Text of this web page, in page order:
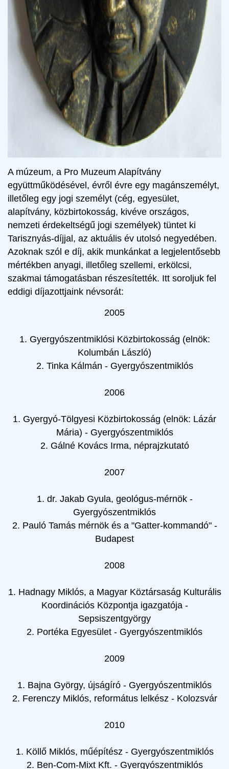
A múzeum, a Pro Muzeum Alapítvány
együttműködésével, évről évre egy magánszemélyt,
illetőleg egy jogi személyt (cég, egyesület,
alapítvány, közbirtokosság, kivéve országos,
nemzeti érdekeltségű jogi személyek) tüntet ki
Tarisznyás-díjjal, az aktuális év utolsó negyedében.
Azoknak szól e díj, akik munkánkat a legjelentősebb
mértékben anyagi, illetőleg szellemi, erkölcsi,
szakmai támogatásban részesítették. Itt soroljuk fel
eddigi díjazottjaink névsorát:
2005
1. Gyergyószentmiklósi Közbirtokosság (elnök:
Kolumbán László)
2. Tinka Kálmán - Gyergyószentmiklós
2006
1. Gyergyó-Tölgyesi Közbirtokosság (elnök: Lázár
Mária) - Gyergyószentmiklós
2. Gálné Kovács Irma, néprajzkutató
2007
1. dr. Jakab Gyula, geológus-mérnök -
Gyergyószentmiklós
2. Pauló Tamás mérnök és a "Gatter-kommandó" -
Budapest
2008
1. Hadnagy Miklós, a Magyar Köztársaság Kulturális
Koordinációs Központja igazgatója -
Sepsiszentgyörgy
2. Portéka Egyesület - Gyergyószentmiklós
2009
1. Bajna György, újságíró - Gyergyószentmiklós
2. Ferenczy Miklós, református lelkész - Kolozsvár
2010
1. Köllő Miklós, műépítész - Gyergyószentmiklós
2. Ben-Com-Mixt Kft. - Gyergyószentmiklós